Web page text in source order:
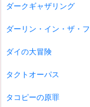
ダークギャザリング
ダーリン・イン・ザ・
ダイの大冒険
タクトオーパス
タコピーの原罪